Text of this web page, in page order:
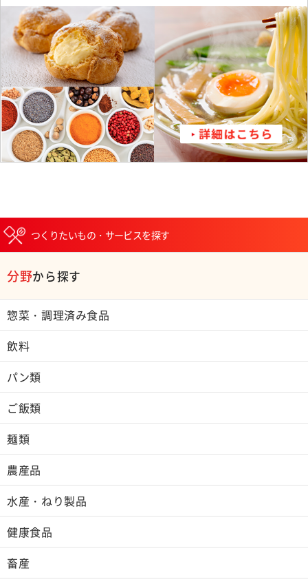
つくりたいもの・サービスを探す
分野から探す
惣菜・調理済み食品
飲料
パン類
ご飯類
麺類
農産品
水産・ねり製品
健康食品
畜産